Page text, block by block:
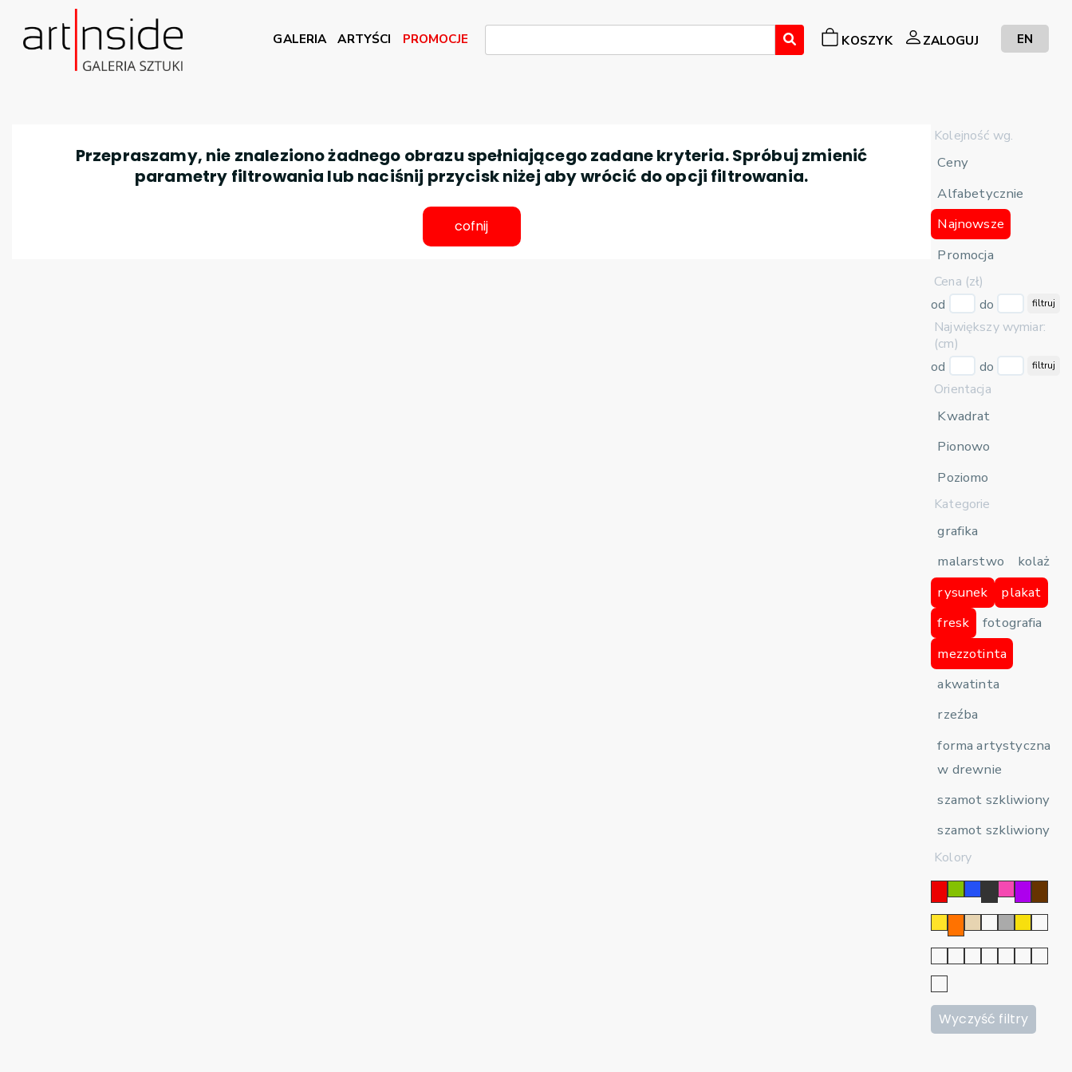
GALERIA ARTYŚCI PROMOCJE KOSZYK ZALOGUJ EN
Kolejność wg.
Ceny
Alfabetycznie
Najnowsze
Promocja
Cena (zł)
od
do filtruj
Największy wymiar:
(cm)
od
do filtruj
Orientacja
Kwadrat
Pionowo
Poziomo
Kategorie
grafika
malarstwo
kolaż
rysunek
plakat
fresk
fotografia
mezzotinta
akwatinta
rzeźba
forma artystyczna
w drewnie
szamot szkliwiony
szamot szkliwiony
Kolory
Wyczyść filtry
Przepraszamy, nie znaleziono żadnego obrazu spełniającego zadane kryteria. Spróbuj zmienić
parametry filtrowania lub naciśnij przycisk niżej aby wrócić do opcji filtrowania.
cofnij